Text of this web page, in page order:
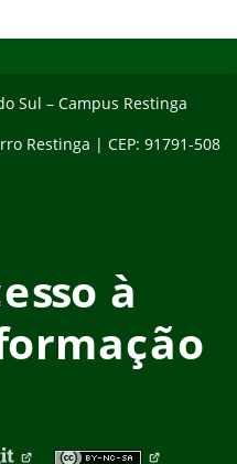
Sul – Campus Restinga
Restinga | CEP: 91791-508